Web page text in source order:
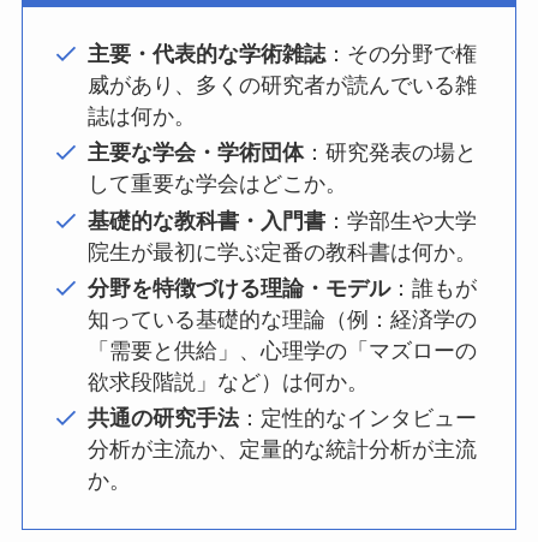
主要・代表的な学術雑誌：その分野で権
威があり、多くの研究者が読んでいる雑
誌は何か。
主要な学会・学術団体：研究発表の場と
して重要な学会はどこか。
基礎的な教科書・入門書：学部生や大学
院生が最初に学ぶ定番の教科書は何か。
分野を特徴づける理論・モデル：誰もが
知っている基礎的な理論（例：経済学の
「需要と供給」、心理学の「マズローの
欲求段階説」など）は何か。
共通の研究手法：定性的なインタビュー
分析が主流か、定量的な統計分析が主流
か。